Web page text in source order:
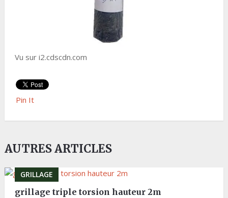
Vu sur i2.cdscdn.com
Pin It
AUTRES ARTICLES
GRILLAGE
grillage triple torsion hauteur 2m